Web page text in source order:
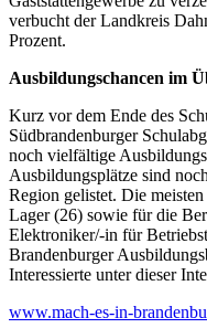
verbucht der Landkreis
Prozent.
Ausbildungschancen im
Kurz vor dem Ende des
Südbrandenburger
noch vielfältige
Ausbildungsplätze sind
Region gelistet. Die
Lager (26) sowie für die
Elektroniker/-in für
Brandenburger
Interessierte unter dieser
www.mach-es-in-